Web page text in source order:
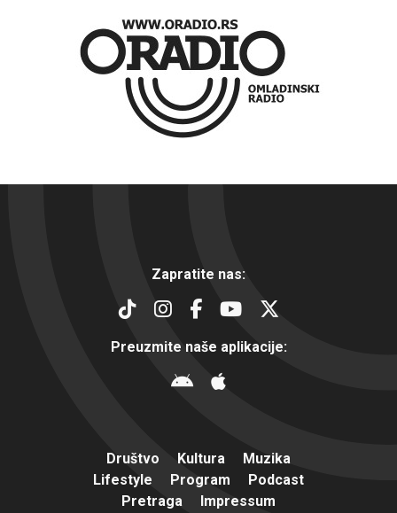
Zapratite nas:
Preuzmite naše aplikacije:
Društvo Kultura
Muzika
Lifestyle
Program
Podcast
Pretraga
Impressum